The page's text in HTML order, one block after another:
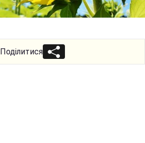
Поділитися